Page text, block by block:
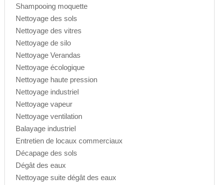
Shampooing moquette
Nettoyage des sols
Nettoyage des vitres
Nettoyage de silo
Nettoyage Verandas
Nettoyage écologique
Nettoyage haute pression
Nettoyage industriel
Nettoyage vapeur
Nettoyage ventilation
Balayage industriel
Entretien de locaux commerciaux
Décapage des sols
Dégât des eaux
Nettoyage suite dégât des eaux